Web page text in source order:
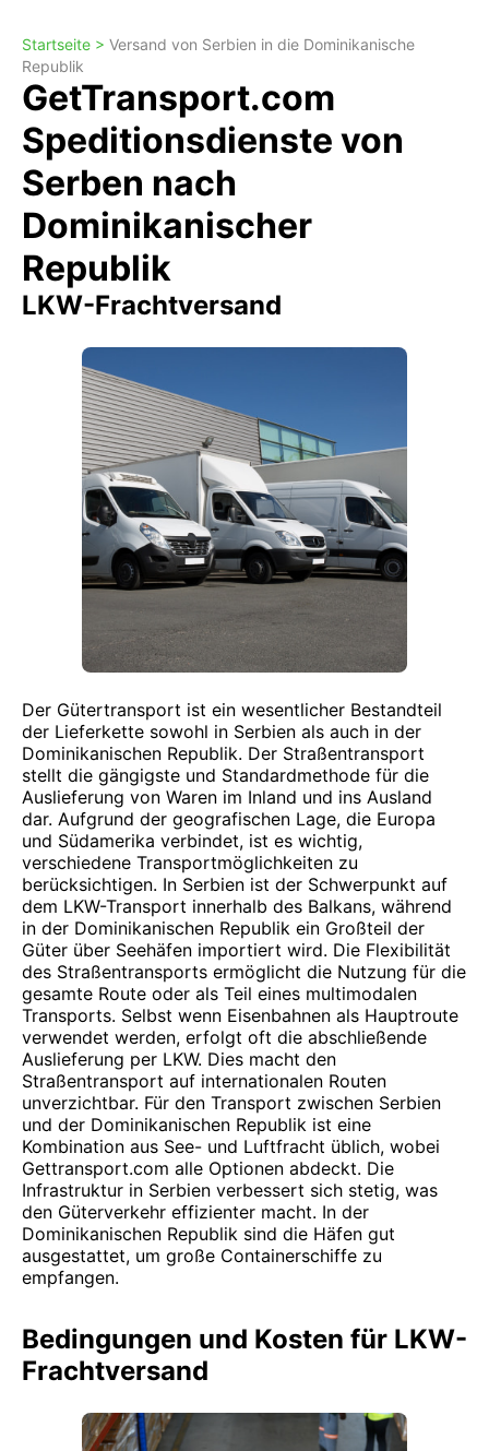
Startseite > Versand von Serbien in die Dominikanische
Republik
GetTransport.com
Speditionsdienste von
Serben nach
Dominikanischer
Republik
LKW-Frachtversand
Der Gütertransport ist ein wesentlicher Bestandteil
der Lieferkette sowohl in Serbien als auch in der
Dominikanischen Republik. Der Straßentransport
stellt die gängigste und Standardmethode für die
Auslieferung von Waren im Inland und ins Ausland
dar. Aufgrund der geografischen Lage, die Europa
und Südamerika verbindet, ist es wichtig,
verschiedene Transportmöglichkeiten zu
berücksichtigen. In Serbien ist der Schwerpunkt auf
dem LKW-Transport innerhalb des Balkans, während
in der Dominikanischen Republik ein Großteil der
Güter über Seehäfen importiert wird. Die Flexibilität
des Straßentransports ermöglicht die Nutzung für die
gesamte Route oder als Teil eines multimodalen
Transports. Selbst wenn Eisenbahnen als Hauptroute
verwendet werden, erfolgt oft die abschließende
Auslieferung per LKW. Dies macht den
Straßentransport auf internationalen Routen
unverzichtbar. Für den Transport zwischen Serbien
und der Dominikanischen Republik ist eine
Kombination aus See- und Luftfracht üblich, wobei
Gettransport.com alle Optionen abdeckt. Die
Infrastruktur in Serbien verbessert sich stetig, was
den Güterverkehr effizienter macht. In der
Dominikanischen Republik sind die Häfen gut
ausgestattet, um große Containerschiffe zu
empfangen.
Bedingungen und Kosten für LKW-
Frachtversand